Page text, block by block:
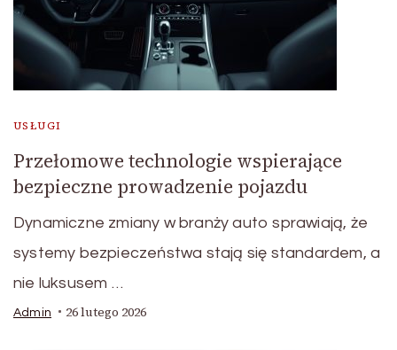
USŁUGI
Przełomowe technologie wspierające
bezpieczne prowadzenie pojazdu
Dynamiczne zmiany w branży auto sprawiają, że
systemy bezpieczeństwa stają się standardem, a
nie luksusem …
Admin 26 lutego 2026